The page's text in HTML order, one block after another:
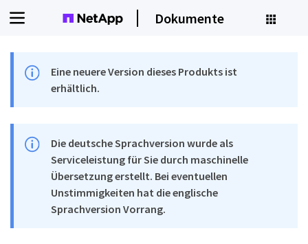
Dokumente
Eine neuere Version dieses Produkts ist
erhältlich.
Die deutsche Sprachversion wurde als
Serviceleistung für Sie durch maschinelle
Übersetzung erstellt. Bei eventuellen
Unstimmigkeiten hat die englische
Sprachversion Vorrang.